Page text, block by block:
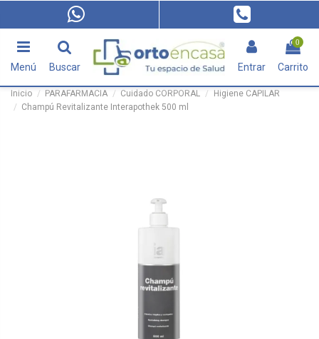
Menú Buscar Entrar
0
Carrito
Inicio PARAFARMACIA Cuidado CORPORAL
Higiene CAPILAR
Champú Revitalizante Interapothek 500 ml